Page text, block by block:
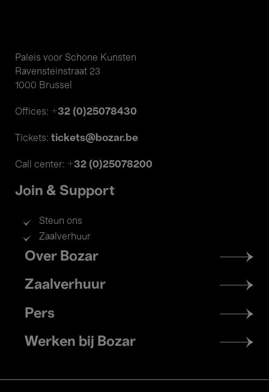
Paleis voor Schone Kunsten
Ravensteinstraat 23
1000 Brussel
Offices: +32 (0)25078430
Tickets: tickets@bozar.be
Call center: +32 (0)25078200
Join & Support
Steun ons
Zaalverhuur
Footer
menu
Over Bozar
Zaalverhuur
Pers
Werken bij Bozar